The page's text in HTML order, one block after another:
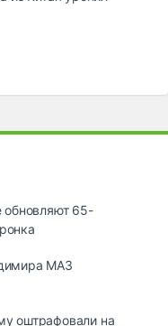
обновляют 65-
МАЗ
оштрафовали на